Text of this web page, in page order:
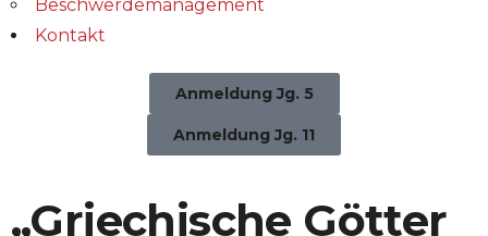
Beschwerdemanagement
Kontakt
Anmeldung Jg. 5
Anmeldung Jg. 11
„Griechische Götter